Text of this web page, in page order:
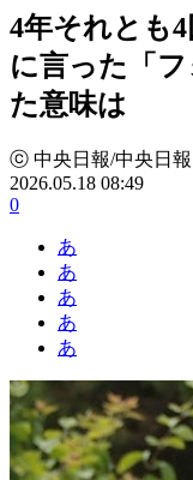
4年それとも
に言った「
た意味は
ⓒ 中央日報/中央日報
2026.05.18 08:49
0
あ
あ
あ
あ
あ